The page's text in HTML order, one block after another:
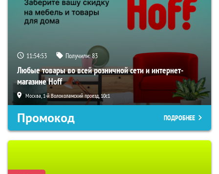
11:54:52 Получили:83
Любые товары во всей розничной сети и интернет-
магазине Hoff
Москва, 1-й Волоколамский проезд, 10с1
Промокод ПОДРОБНЕЕ